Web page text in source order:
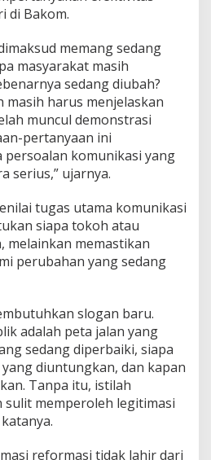
di Bakom.
memang sedang
masyarakat masih
sedang diubah?
harus menjelaskan
muncul demonstrasi
pertanyaan ini
persoalan komunikasi yang
serius,” ujarnya.
tugas utama komunikasi
siapa tokoh atau
melainkan memastikan
perubahan yang sedang
slogan baru.
adalah peta jalan yang
sedang diperbaiki, siapa
diuntungkan, dan kapan
Tanpa itu, istilah
sulit memperoleh legitimasi
reformasi tidak lahir dari